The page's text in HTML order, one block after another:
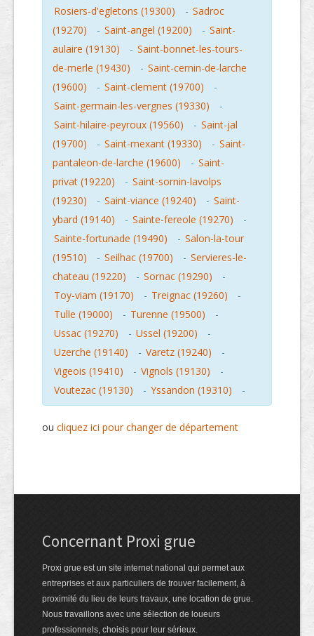
Rosiers-d'egletons (19300)
- Sadroc
(19270)
- Saint-angel (19200) - Saint-
aulaire (19130)
- Saint-bonnet-les-tours-
de-merle (19430)
- Saint-cernin-de-larche
(19600)
- Saint-clement (19700)
-
Saint-germain-les-vergnes (19330)
-
Saint-hilaire-peyroux (19560)
- Saint-jal
(19700)
- Saint-mexant (19330) - Saint-
pantaleon-de-larche (19600)
- Saint-
privat (19220)
- Saint-sornin-lavolps
(19230)
- Saint-viance (19240) - Saint-
ybard (19140)
- Sainte-fereole (19270)
-
Sainte-fortunade (19490)
- Salon-la-tour
(19510)
- Seilhac (19700) - Servieres-le-
chateau (19220)
- Sornac (19290)
-
Toy-viam (19170)
- Treignac (19260)
-
Tulle (19000)
- Turenne (19500)
-
Ussac (19270)
- Ussel (19200)
-
Uzerche (19140)
- Varetz (19240)
-
Vigeois (19410)
- Vignols (19130)
-
Voutezac (19130)
- Yssandon (19310) -
ou cliquez ici pour changer de département
Concernant Proxi grue
Proxi grue est un site internet national qui permet aux
entreprises et aux particuliers de trouver facilement, à
proximité du lieu de leurs travaux, une location de grue.
Nous travaillons avec une sélection de loueurs
professionnels, choisis pour leur sérieux.